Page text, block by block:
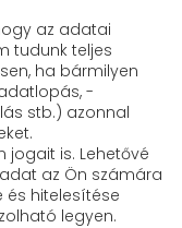
az adatai
tudunk teljes
ha bármilyen
-
stb.) azonnal
jogait is. Lehetővé
az Ön számára
és hitelesítése
legyen.